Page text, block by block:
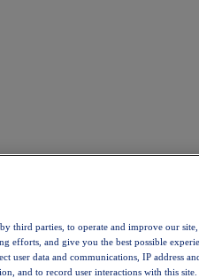
third parties, to operate and improve our site,
efforts, and give you the best possible
user data and communications, IP address
and to record user interactions with this site.